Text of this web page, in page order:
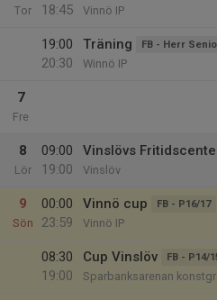
Tor
18:45
Vinnö IP
19:00
20:30
Träning FB - Herr
Winnö IP
7
Fre
8
Lör
09:00
19:00
Vinslövs
Vinslöv
9
Sön
00:00
23:59
Vinnö cup FB - P16/17
Vinnö IP
08:30
19:00
Cup Vinslöv FB - P14/
Sparbanksarenan